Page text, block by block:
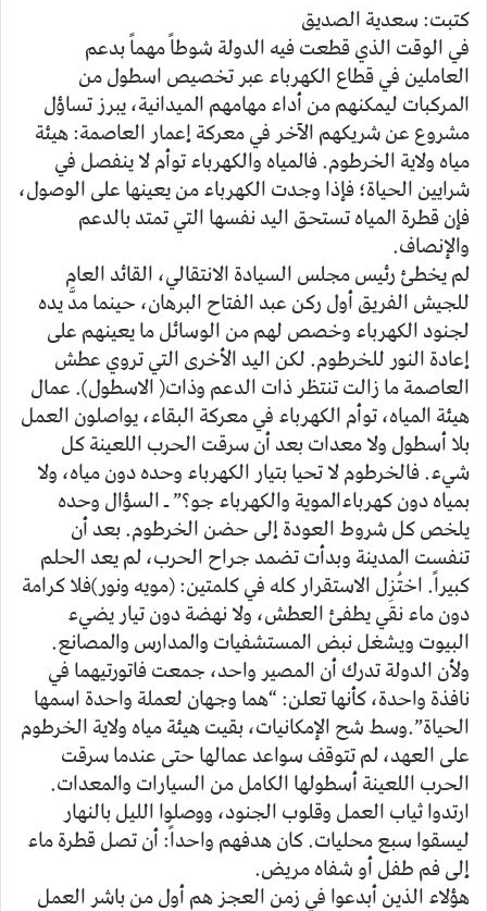
و
ن
ي
ا
كتبت: سعدية الصديق
في الوقت الذي قطعت فيه الدولة شوطاً مهماً بدعم
العاملين في قطاع الكهرباء عبر تخصيص اسطول من
المركبات ليمكنهم من أداء مهامهم الميدانية، يبرز تساؤل
مشروع عن شريكهم الآخر في معركة إعمار العاصمة: هيئة
مياه ولاية الخرطوم. فالمياه والكهرباء توأم لا ينفصل في
شرايين الحياة؛ فإذا وجدت الكهرباء من يعينها على الوصول،
فإن قطرة المياه تستحق اليد نفسها التي تمتد بالدعم
والإنصاف.
لم يخطئ رئيس مجلس السيادة الانتقالي، القائد العام
للجيش الفريق أول ركن عبد الفتاح البرهان، حينما مدَّ يده
لجنود الكهرباء وخصص لهم من الوسائل ما يعينهم على
إعادة النور للخرطوم. لكن اليد الأخرى التي تروي عطش
العاصمة ما زالت تنتظر ذات الدعم وذات( الاسطول). عمال
هيئة المياه، توأم الكهرباء في معركة البقاء، يواصلون العمل
بلا أسطول ولا معدات بعد أن سرقت الحرب اللعينة كل
شيء. فالخرطوم لا تحيا بتيار الكهرباء وحده دون مياه، ولا
بمياه دون كهرباءالموية والكهرباء جو؟” ـ السؤال وحده
يلخص كل شروط العودة إلى حضن الخرطوم. بعد أن
تنفست المدينة وبدأت تضمد جراح الحرب، لم يعد الحلم
كبيراً. اختُزِل الاستقرار كله في كلمتين: (مويه ونور)فلا كرامة
دون ماء نقي يطفئ العطش، ولا نهضة دون تيار يضيء
البيوت ويشغل نبض المستشفيات والمدارس والمصانع.
ولأن الدولة تدرك أن المصير واحد، جمعت فاتورتيهما في
نافذة واحدة، كأنها تعلن: “هما وجهان لعملة واحدة اسمها
الحياة”.وسط شح الإمكانيات، بقيت هيئة مياه ولاية الخرطوم
على العهد، لم تتوقف سواعد عمالها حتى عندما سرقت
الحرب اللعينة أسطولها الكامل من السيارات والمعدات.
ارتدوا ثياب العمل وقلوب الجنود، ووصلوا الليل بالنهار
ليسقوا سبع محليات. كان هدفهم واحداً: أن تصل قطرة ماء
إلى فم طفل أو شفاه مريض.
هؤلاء الذين أبدعوا في زمن العجز هم أول من باشر العمل